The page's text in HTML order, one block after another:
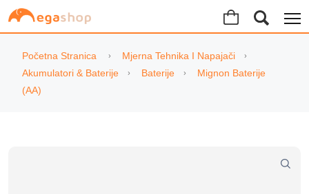
Početna Stranica
Mjerna Tehnika I Napajači
Akumulatori & Baterije
Baterije
Mignon Baterije
(AA)